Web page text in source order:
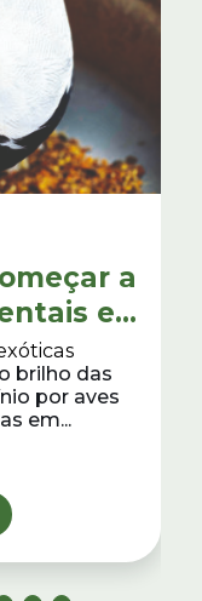
a
e
brilho das
por aves
em...